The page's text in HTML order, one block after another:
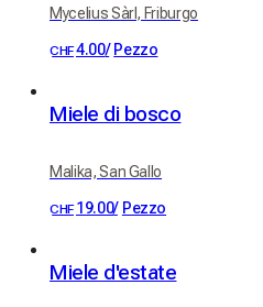
Mycelius Sàrl, Friburgo
CHF4.00/ Pezzo
Miele di bosco
Malika, San Gallo
CHF 19.00/ Pezzo
Miele d'estate